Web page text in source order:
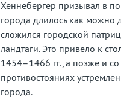
Хеннебергер призывал в
города длилось как можно
сложился городской
ландтаги. Это привело к
1454–1466 гг., а позже и
противостояниях
города.